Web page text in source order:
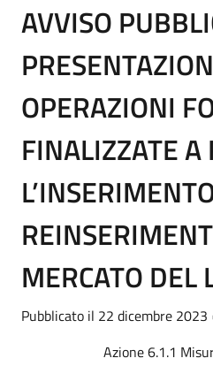
AVVISO
OPERAZIONI
FINALIZZATE A
MERCATO DEL
Pubblicato il 22 dicembre 2023
Azione 6.1.1